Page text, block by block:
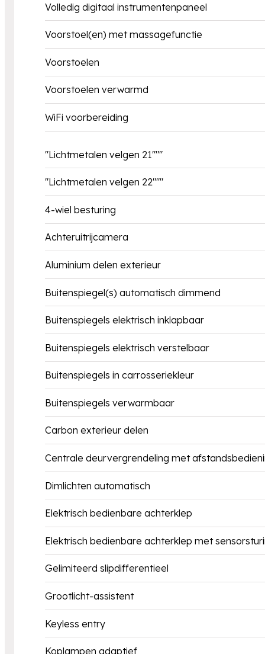
Volledig digitaal instrumentenpaneel
Voorstoel(en) met massagefunctie
Voorstoelen
Voorstoelen verwarmd
WiFi voorbereiding
"Lichtmetalen velgen 21"""
"Lichtmetalen velgen 22"""
4-wiel besturing
Achteruitrijcamera
Aluminium delen exterieur
Buitenspiegel(s) automatisch dimmend
Buitenspiegels elektrisch inklapbaar
Buitenspiegels elektrisch verstelbaar
Buitenspiegels in carrosseriekleur
Buitenspiegels verwarmbaar
Carbon exterieur delen
Centrale deurvergrendeling met
Dimlichten automatisch
Elektrisch bedienbare achterklep
Elektrisch bedienbare achterklep met
Gelimiteerd slipdifferentieel
Grootlicht-assistent
Keyless entry
Koplampen adaptief